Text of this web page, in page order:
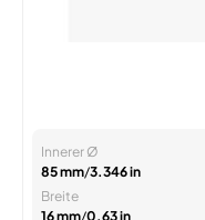
Innerer Ø
85 mm/3.346 in
Breite
16 mm/0.63 in